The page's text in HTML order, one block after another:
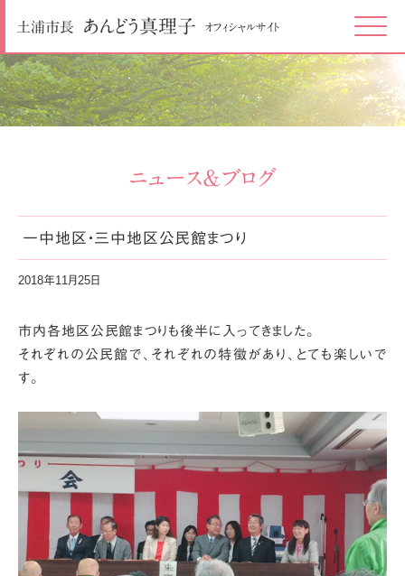
土浦市長 あんどう真理子 オフィシャルサイト Click
ニュース＆ブログ
一中地区・三中地区公民館まつり
2018年11月25日
市内各地区公民館まつりも後半に入ってきました。
それぞれの公民館で、それぞれの特徴があり、とても楽しいで
す。